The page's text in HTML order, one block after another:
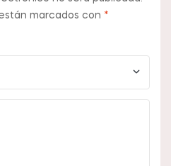
marcados con *